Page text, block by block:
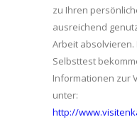
zu Ihren
ausreichend
Arbeit absolvieren.
Selbsttest
Informationen zur
unter:
http://